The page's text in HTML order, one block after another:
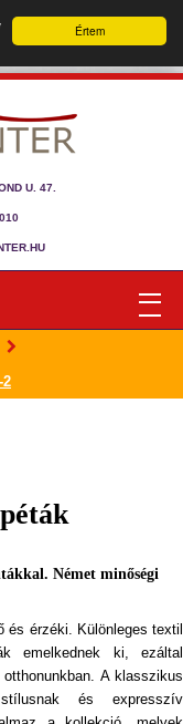
Értem
U. 47.
2
Német minőségi
és érzéki. Különleges textil
emelkednek ki, ezáltal
A klasszikus
és expresszív